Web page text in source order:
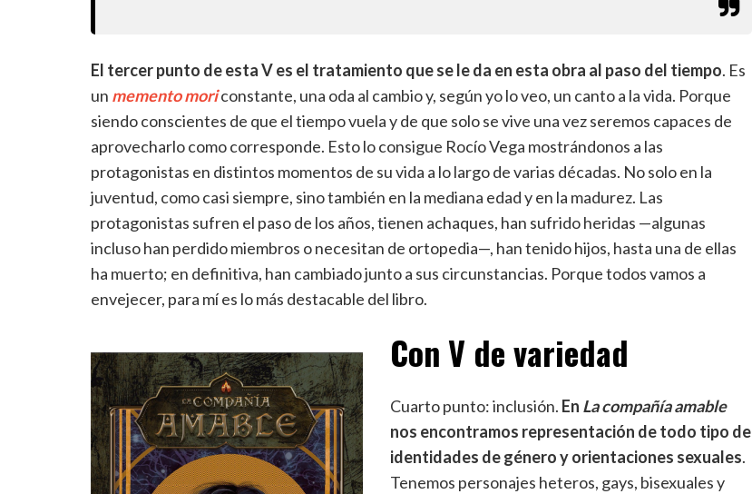
El tercer punto de esta V es el tratamiento que se le da en esta obra al paso del tiempo. Es
un memento moriconstante, una oda al cambio y, según yo lo veo, un canto a la vida. Porque
siendo conscientes de que el tiempo vuela y de que solo se vive una vez seremos capaces de
aprovecharlo como corresponde. Esto lo consigue Rocío Vega mostrándonos a las
protagonistas en distintos momentos de su vida a lo largo de varias décadas. No solo en la
juventud, como casi siempre, sino también en la mediana edad y en la madurez. Las
protagonistas sufren el paso de los años, tienen achaques, han sufrido heridas —algunas
incluso han perdido miembros o necesitan de ortopedia—, han tenido hijos, hasta una de ellas
ha muerto; en definitiva, han cambiado junto a sus circunstancias. Porque todos vamos a
envejecer, para mí es lo más destacable del libro.
Con V de variedad
Cuarto punto: inclusión. En La compañía amable
nos encontramos representación de todo tipo de
identidades de género y orientaciones sexuales.
Tenemos personajes heteros, gays, bisexuales y